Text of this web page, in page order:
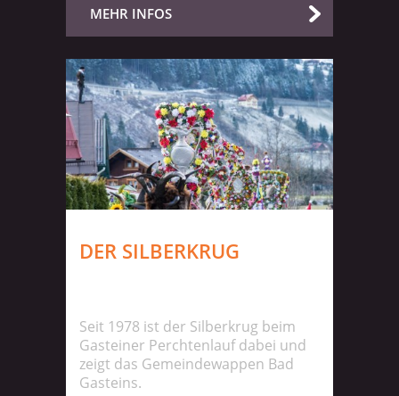
MEHR INFOS
DER SILBERKRUG
Seit 1978 ist der Silberkrug beim
Gasteiner Perchtenlauf dabei und
zeigt das Gemeindewappen Bad
Gasteins.